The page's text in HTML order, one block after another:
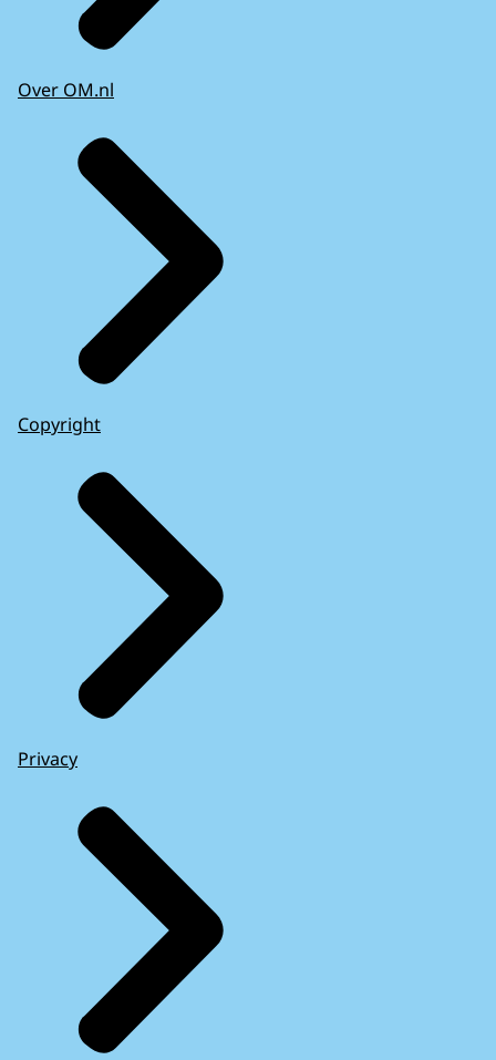
Over OM.nl
Copyright
Privacy